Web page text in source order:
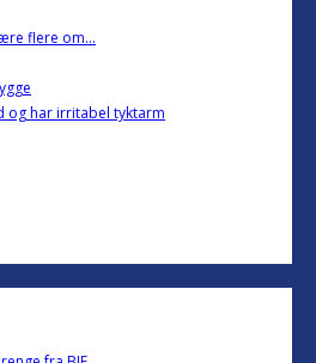
flere om...
og har irritabel tyktarm